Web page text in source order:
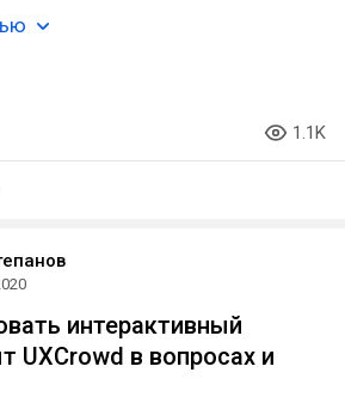
1.1K
интерактивный
UXCrowd в вопросах и